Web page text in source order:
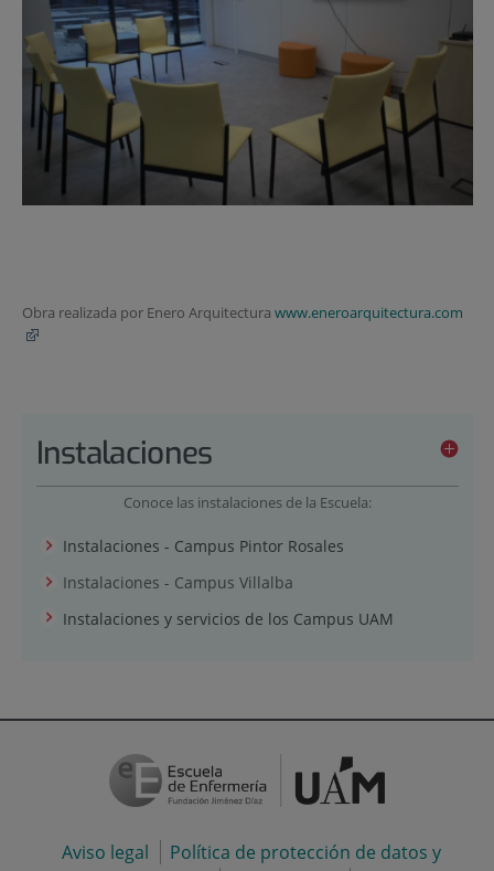
Obra realizada por Enero Arquitectura www.eneroarquitectura.com
Instalaciones
Conoce las instalaciones de la Escuela:
Instalaciones - Campus Pintor Rosales
Instalaciones - Campus Villalba
Instalaciones y servicios de los Campus UAM
Aviso legal
Política de protección de datos y